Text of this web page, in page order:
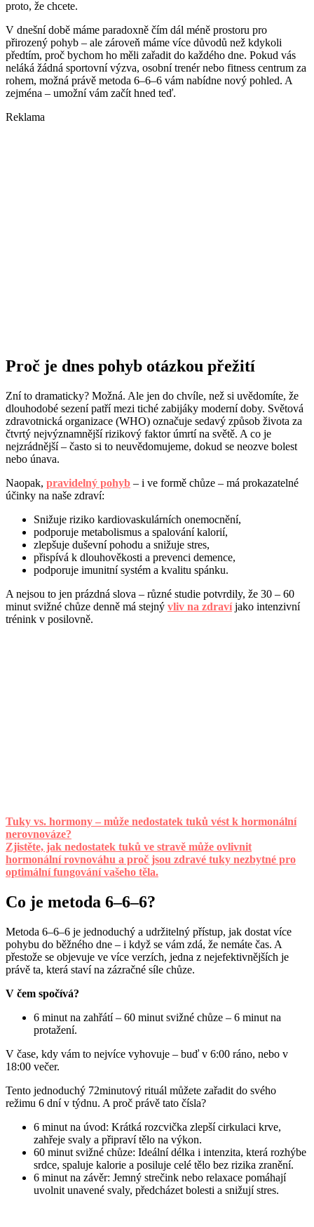
proto, že chcete.
V dnešní době máme paradoxně čím dál méně prostoru pro
přirozený pohyb – ale zároveň máme více důvodů než kdykoli
předtím, proč bychom ho měli zařadit do každého dne. Pokud vás
neláká žádná sportovní výzva, osobní trenér nebo fitness centrum za
rohem, možná právě metoda 6–6–6 vám nabídne nový pohled. A
zejména – umožní vám začít hned teď.
Reklama
Proč je dnes pohyb otázkou přežití
Zní to dramaticky? Možná. Ale jen do chvíle, než si uvědomíte, že
dlouhodobé sezení patří mezi tiché zabijáky moderní doby. Světová
zdravotnická organizace (WHO) označuje sedavý způsob života za
čtvrtý nejvýznamnější rizikový faktor úmrtí na světě. A co je
nejzrádnější – často si to neuvědomujeme, dokud se neozve bolest
nebo únava.
Naopak, pravidelný pohyb – i ve formě chůze – má prokazatelné
účinky na naše zdraví:
Snižuje riziko kardiovaskulárních onemocnění,
podporuje metabolismus a spalování kalorií,
zlepšuje duševní pohodu a snižuje stres,
přispívá k dlouhověkosti a prevenci demence,
podporuje imunitní systém a kvalitu spánku.
A nejsou to jen prázdná slova – různé studie potvrdily, že 30 – 60
minut svižné chůze denně má stejný vliv na zdravíjako intenzivní
trénink v posilovně.
Tuky vs. hormony – může nedostatek tuků vést k hormonální
nerovnováze?
Zjistěte, jak nedostatek tuků ve stravě může ovlivnit
hormonální rovnováhu a proč jsou zdravé tuky nezbytné pro
optimální fungování vašeho těla.
Co je metoda 6–6–6?
Metoda 6–6–6 je jednoduchý a udržitelný přístup, jak dostat více
pohybu do běžného dne – i když se vám zdá, že nemáte čas. A
přestože se objevuje ve více verzích, jedna z nejefektivnějších je
právě ta, která staví na zázračné síle chůze.
V čem spočívá?
6 minut na zahřátí – 60 minut svižné chůze – 6 minut na
protažení.
V čase, kdy vám to nejvíce vyhovuje – buď v 6:00 ráno, nebo v
18:00 večer.
Tento jednoduchý 72minutový rituál můžete zařadit do svého
režimu 6 dní v týdnu. A proč právě tato čísla?
6 minut na úvod: Krátká rozcvička zlepší cirkulaci krve,
zahřeje svaly a připraví tělo na výkon.
60 minut svižné chůze: Ideální délka i intenzita, která rozhýbe
srdce, spaluje kalorie a posiluje celé tělo bez rizika zranění.
6 minut na závěr: Jemný strečink nebo relaxace pomáhají
uvolnit unavené svaly, předcházet bolesti a snižují stres.